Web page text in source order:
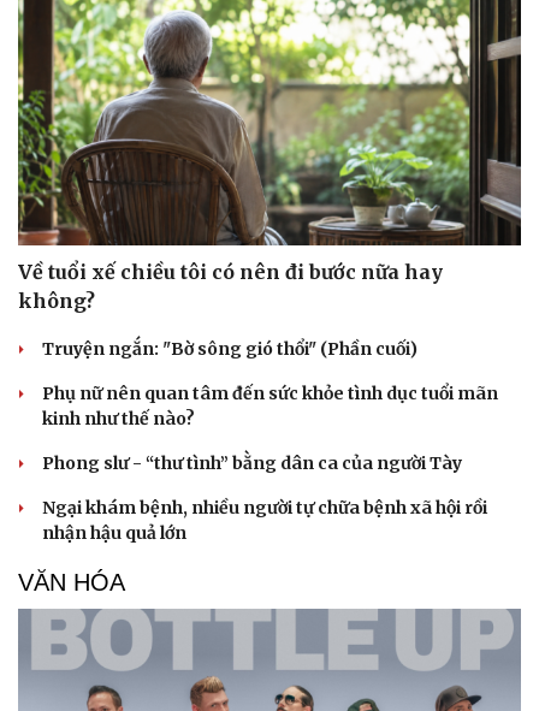
Về tuổi xế chiều tôi có nên đi bước nữa hay
không?
Truyện ngắn: "Bờ sông gió thổi" (Phần cuối)
Phụ nữ nên quan tâm đến sức khỏe tình dục tuổi mãn
kinh như thế nào?
Phong slư - “thư tình” bằng dân ca của người Tày
Ngại khám bệnh, nhiều người tự chữa bệnh xã hội rồi
nhận hậu quả lớn
VĂN HÓA